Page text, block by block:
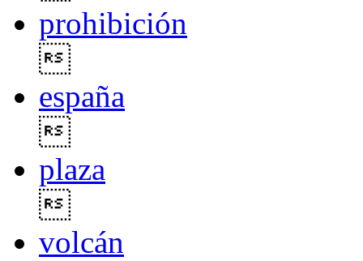
prohibición
españa
plaza
volcán